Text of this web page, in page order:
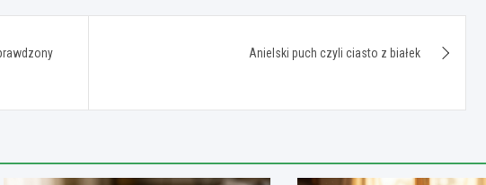
Anielski puch czyli ciasto z białek